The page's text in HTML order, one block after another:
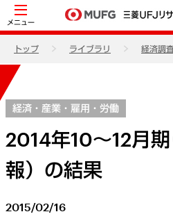
メニュー
トップ ライブラリ 経済調
経済・産業・雇用・労働
2014年10～12月
報）の結果
2015/02/16